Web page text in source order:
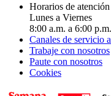
Horarios de atención
Lunes a Viernes
8:00 a.m. a 6:00 p.m.
Canales de servicio
Trabaje con nosotros
Paute con nosotros
Cookies